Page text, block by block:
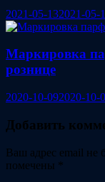
2021-05-132021-05-
Маркировка
рознице
2020-10-092020-10-
Добавить
Ваш адрес email не
помечены *